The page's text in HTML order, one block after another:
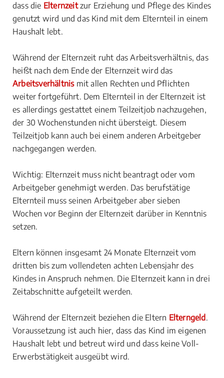
dass die Elternzeitzur Erziehung und Pflege des Kindes
genutzt wird und das Kind mit dem Elternteil in einem
Haushalt lebt.
Während der Elternzeit ruht das Arbeitsverhältnis, das
heißt nach dem Ende der Elternzeit wird das
Arbeitsverhältnismit allen Rechten und Pflichten
weiter fortgeführt. Dem Elternteil in der Elternzeit ist
es allerdings gestattet einem Teilzeitjob nachzugehen,
der 30 Wochenstunden nicht übersteigt. Diesem
Teilzeitjob kann auch bei einem anderen Arbeitgeber
nachgegangen werden.
Wichtig: Elternzeit muss nicht beantragt oder vom
Arbeitgeber genehmigt werden. Das berufstätige
Elternteil muss seinen Arbeitgeber aber sieben
Wochen vor Beginn der Elternzeit darüber in Kenntnis
setzen.
Eltern können insgesamt 24 Monate Elternzeit vom
dritten bis zum vollendeten achten Lebensjahr des
Kindes in Anspruch nehmen. Die Elternzeit kann in drei
Zeitabschnitte aufgeteilt werden.
Während der Elternzeit beziehen die Eltern Elterngeld .
Voraussetzung ist auch hier, dass das Kind im eigenen
Haushalt lebt und betreut wird und dass keine Voll-
Erwerbstätigkeit ausgeübt wird.